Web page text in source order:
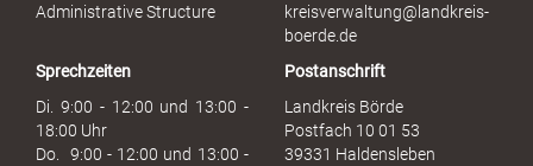
u
h
Administrative Structure
kreisverwaltung@landkreis-
boerde.de
Sprechzeiten
Di. 9:00 - 12:00 und 13:00 -
18:00 Uhr
Do. 9:00 - 12:00 und 13:00 -
Postanschrift
Landkreis Börde
Postfach 10 01 53
39331 Haldensleben